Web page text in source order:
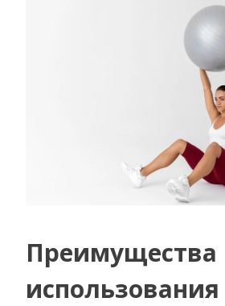
Преимущества
использования